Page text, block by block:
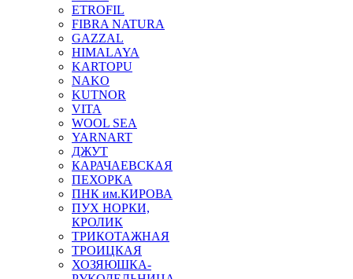
ETROFIL
FIBRA NATURA
GAZZAL
HIMALAYA
KARTOPU
NAKO
KUTNOR
VITA
WOOL SEA
YARNART
ДЖУТ
КАРАЧАЕВСКАЯ
ПЕХОРКА
ПНК им.КИРОВА
ПУХ НОРКИ,
КРОЛИК
ТРИКОТАЖНАЯ
ТРОИЦКАЯ
ХОЗЯЮШКА-